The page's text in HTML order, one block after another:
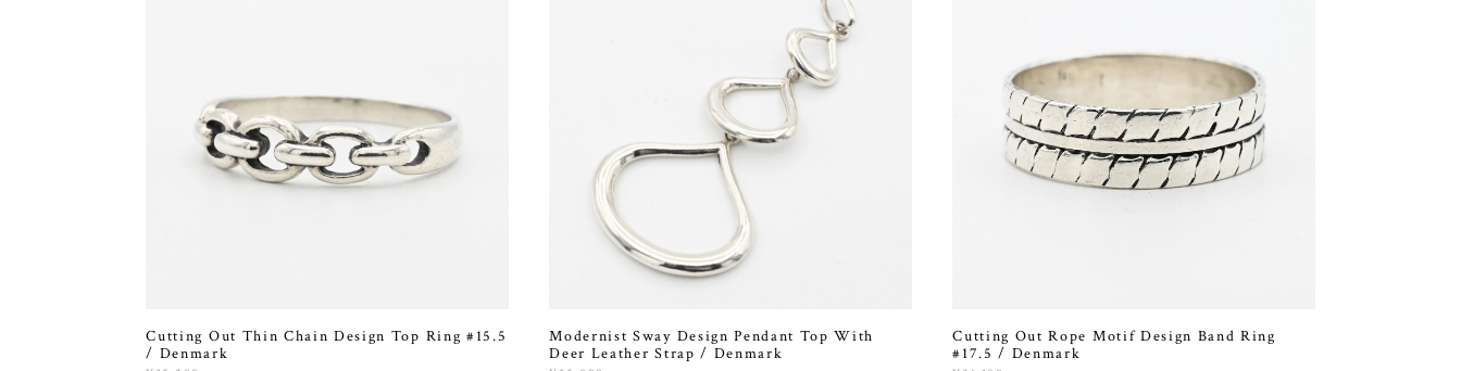
Cutting Out Thin Chain Design Top Ring #15.5
/ Denmark
Modernist Sway Design Pendant Top With
Deer Leather Strap / Denmark
Cutting Out Rope Motif Design Band Ring
#17.5 / Denmark